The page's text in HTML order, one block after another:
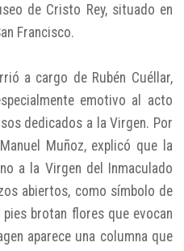
de Cristo Rey, situado en
Francisco.
a cargo de Rubén Cuéllar,
emotivo al acto
dedicados a la Virgen. Por
Muñoz, explicó que la
a la Virgen del Inmaculado
abiertos, como símbolo de
brotan flores que evocan
aparece una columna que